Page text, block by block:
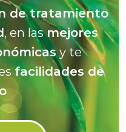
de tratamiento
, en lasmejores
y te
facilidades de